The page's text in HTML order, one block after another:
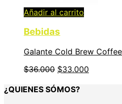
Añadir al carrito
Bebidas
Galante Cold Brew
$36.000 $33.000
¿QUIENES SÓMOS?